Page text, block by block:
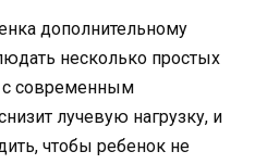
дополнительному
несколько простых
с современным
лучевую нагрузку, и
чтобы ребенок не